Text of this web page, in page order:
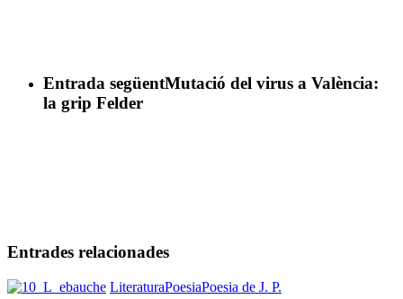
Entrada següentMutació del virus a València:
la grip Felder
Entrades relacionades
LiteraturaPoesiaPoesia de J. P.